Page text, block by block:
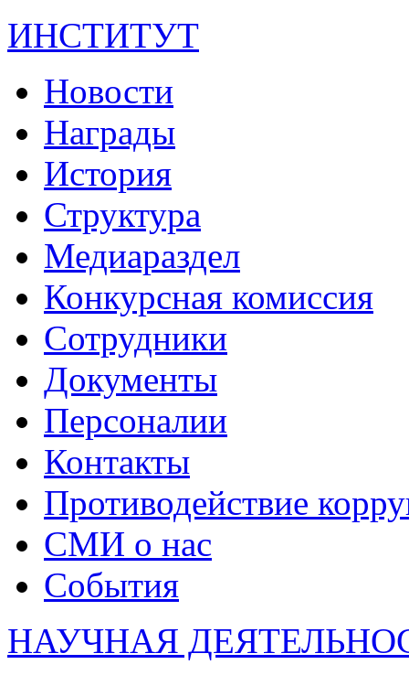
ИНСТИТУТ
Новости
Награды
История
Структура
Медиараздел
Конкурсная комиссия
Сотрудники
Документы
Персоналии
Контакты
Противодействие
СМИ о нас
События
НАУЧНАЯ